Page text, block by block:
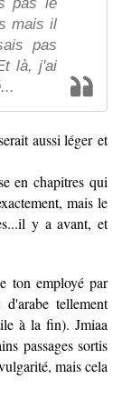
mais il
pas
là, j'ai
aussi léger et
en chapitres qui
mais le
y a avant, et
ton employé par
tellement
à la fin). Jmiaa
passages sortis
mais cela